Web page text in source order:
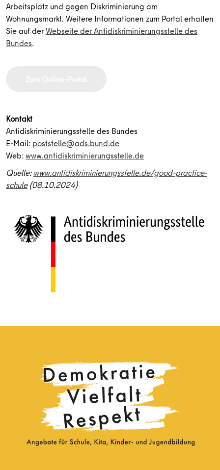
Arbeitsplatz und gegen Diskriminierung am
Wohnungsmarkt. Weitere Informationen zum Portal erhalten
Sie auf derWebseite der Antidiskriminierungsstelle des
Bundes.
Kontakt
Antidiskriminierungsstelle des Bundes
E-Mail: poststelle@ads.bund.de
Web:www.antidiskriminierungsstelle.de
Quelle: www.antidiskriminierungsstelle.de/good-practice-
schule(08.10.2024)